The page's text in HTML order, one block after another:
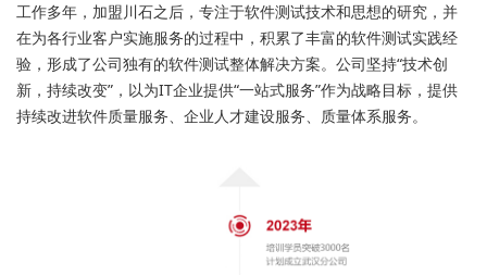
工作多年，加盟川石之后，专注于软件测试技术和思想的研究，并
在为各行业客户实施服务的过程中，积累了丰富的软件测试实践经
验，形成了公司独有的软件测试整体解决方案。公司坚持“技术创
新，持续改变”，以为IT企业提供“一站式服务”作为战略目标，提供
持续改进软件质量服务、企业人才建设服务、质量体系服务。